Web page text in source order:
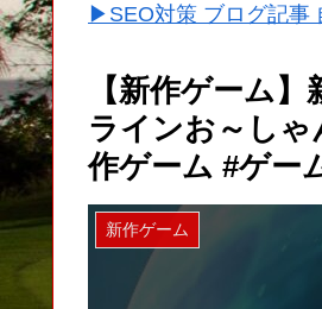
▶SEO対策 ブログ記事
【新作ゲーム
ラインお～し
作ゲーム #ゲー
新作ゲーム